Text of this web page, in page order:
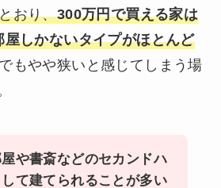
おり、300万円で買える家は
しかないタイプがほとんど
もやや狭いと感じてしまう場
や書斎などのセカンドハ
て建てられることが多い